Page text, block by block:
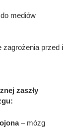
mediów
zagrożenia przed i
zaszły
– mózg